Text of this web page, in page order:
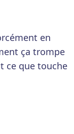
en
ça trompe
ce que touche